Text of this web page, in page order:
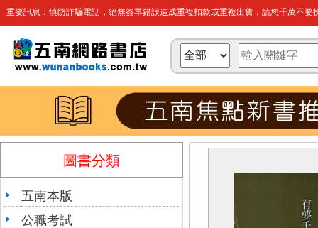
重要訊息：慎防詐騙電話，絕無簽單錯誤造成重複扣款或重複出貨，請您千萬不要
圖書分類
五南本版
公職考試